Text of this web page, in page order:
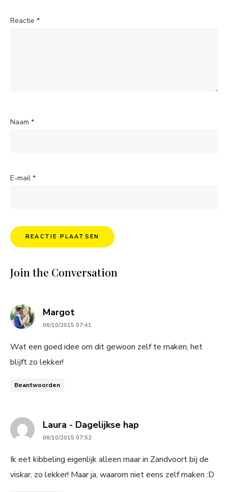
Reactie *
Naam *
E-mail *
Join the Conversation
Margotsays:
06/10/2015 07:41
Wat een goed idee om dit gewoon zelf te maken, het
blijft zo lekker!
Beantwoorden
Laura - Dagelijkse hap
06/10/2015 07:52
Ik eet kibbeling eigenlijk alleen maar in Zandvoort bij de
viskar, zo lekker! Maar ja, waarom niet eens zelf maken :D